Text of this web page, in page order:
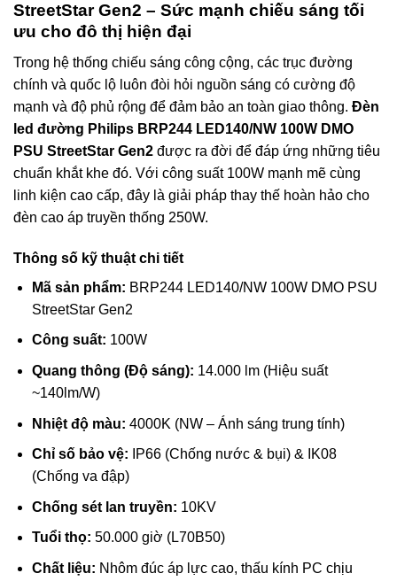
StreetStar Gen2 – Sức mạnh chiếu sáng tối
ưu cho đô thị hiện đại
Trong hệ thống chiếu sáng công cộng, các trục đường
chính và quốc lộ luôn đòi hỏi nguồn sáng có cường độ
mạnh và độ phủ rộng để đảm bảo an toàn giao thông. Đèn
led đường Philips BRP244 LED140/NW 100W DMO
PSU StreetStar Gen2 được ra đời để đáp ứng những tiêu
chuẩn khắt khe đó. Với công suất 100W mạnh mẽ cùng
linh kiện cao cấp, đây là giải pháp thay thế hoàn hảo cho
đèn cao áp truyền thống 250W.
Thông số kỹ thuật chi tiết
Mã sản phẩm: BRP244LED140/NW 100W DMO PSU
StreetStar Gen2
Công suất: 100W
Quang thông (Độ sáng): 14.000 lm (Hiệu suất
~140lm/W)
Nhiệt độ màu: 4000K (NW – Ánh sáng trung tính)
Chỉ số bảo vệ: IP66 (Chống nước & bụi) & IK08
(Chống va đập)
Chống sét lan truyền: 10KV
Tuổi thọ: 50.000 giờ (L70B50)
Chất liệu: Nhôm đúc áp lực cao, thấu kính PC chịu